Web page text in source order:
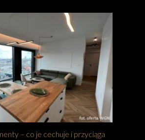
– co je cechuje i przyciąga